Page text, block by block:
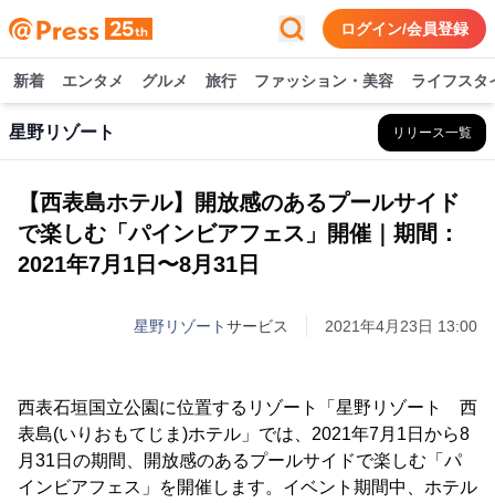
ログイン/会員登録
新着 エンタメ グルメ 旅行 ファッション・美容 ライフスタ
星野リゾート リリース一覧
【西表島ホテル】開放感のあるプールサイド
で楽しむ「パインビアフェス」開催｜期間：
2021年7月1日〜8月31日
星野リゾートサービス 2021年4月23日 13:00
西表石垣国立公園に位置するリゾート「星野リゾート 西
表島(いりおもてじま)ホテル」では、2021年7月1日から8
月31日の期間、開放感のあるプールサイドで楽しむ「パ
インビアフェス」を開催します。イベント期間中、ホテル